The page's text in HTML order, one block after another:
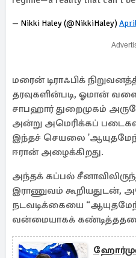
— Nikki Haley (@NikkiHaley)
மரைன் டிராஃபிக்
தரவுகளின்படி, ஓமான்
சாபஹார் துறைமுகம்
அன்று அமெரிக்கப்
இந்தச் செயலை
ஈரான் அழைக்கிறது.
அந்தக் கப்பல்
இராணுவம் கூறியதுடன்,
நடவடிக்கையை
வன்மையாகக் கண்டித்ததமை